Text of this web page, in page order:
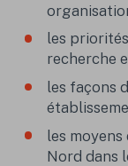
les
recherche
les façons
les
Nord dans